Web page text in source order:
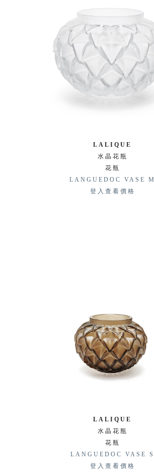
LALIQUE
水晶花瓶
花瓶
LANGUEDOC VASE M
登入查看價格
LALIQUE
水晶花瓶
花瓶
LANGUEDOC VASE S
登入查看價格